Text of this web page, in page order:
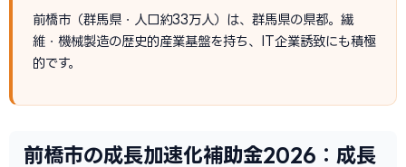
前橋市（群馬県・人口約33万人）は、群馬県の県都。繊
維・機械製造の歴史的産業基盤を持ち、IT企業誘致にも積極
的です。
前橋市の成長加速化補助金2026：成長